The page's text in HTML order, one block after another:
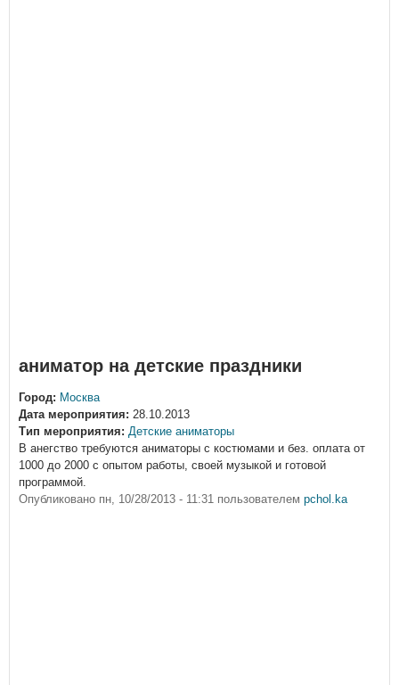
аниматор на детские праздники
Город: Москва
Дата мероприятия: 28.10.2013
Тип мероприятия: Детские аниматоры
В анегство требуются аниматоры с костюмами и без. оплата от
1000 до 2000 с опытом работы, своей музыкой и готовой
программой.
Опубликовано пн, 10/28/2013 - 11:31 пользователем pchol.ka